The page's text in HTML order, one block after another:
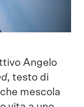
Angelo
, testo di
mescola